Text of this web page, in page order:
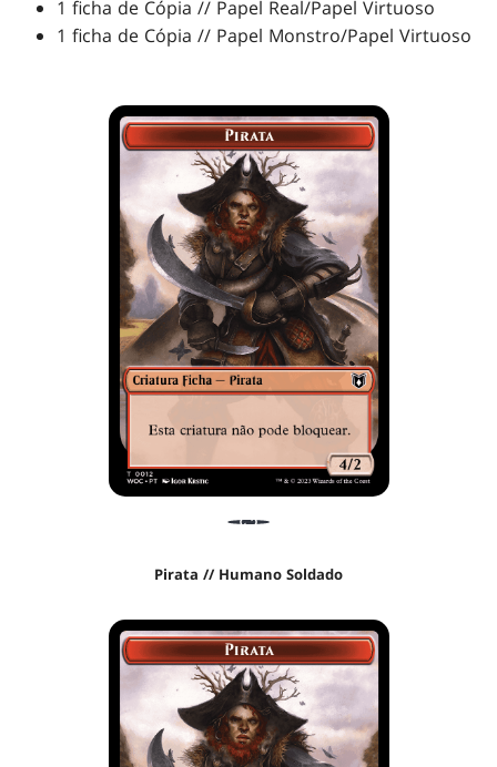
1 ficha de Cópia // Papel Real/Papel Virtuoso
1 ficha de Cópia // Papel Monstro/Papel Virtuoso
Pirata // Humano Soldado